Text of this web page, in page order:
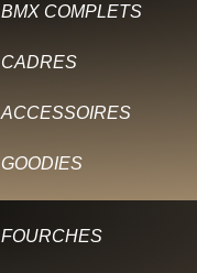
BMX COMPLETS
CADRES
ACCESSOIRES
GOODIES
FOURCHES